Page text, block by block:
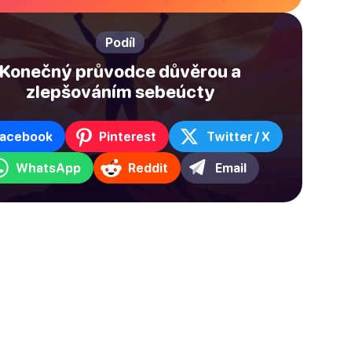
Podíl
Konečný průvodce důvěrou a
zlepšováním sebeúcty
Pinterest Twitter / X
WhatsApp Reddit Email